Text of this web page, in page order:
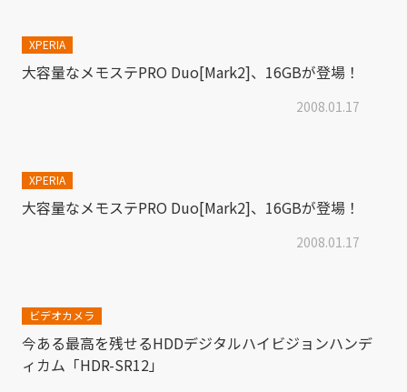
XPERIA
大容量なメモステPRO Duo[Mark2]、16GBが登場！
2008.01.17
XPERIA
大容量なメモステPRO Duo[Mark2]、16GBが登場！
2008.01.17
ビデオカメラ
今ある最高を残せるHDDデジタルハイビジョンハンデ
ィカム「HDR-SR12」